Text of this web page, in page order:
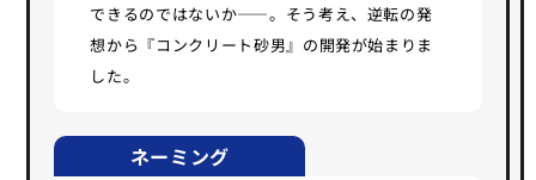
できるのではないか――。そう考え、逆転の発
想から『コンクリート砂男』の開発が始まりま
した。
ネーミング